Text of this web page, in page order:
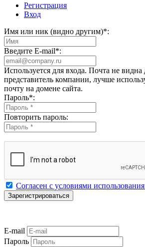
Регистрация
Вход
Имя или ник (видно другим)*:
Введите E-mail*:
Используется для входа. Почта не
представитель компании, лучше
почту на домене сайта.
Пароль*:
Повторить пароль:
Согласен с условиями использования
E-mail
Пароль